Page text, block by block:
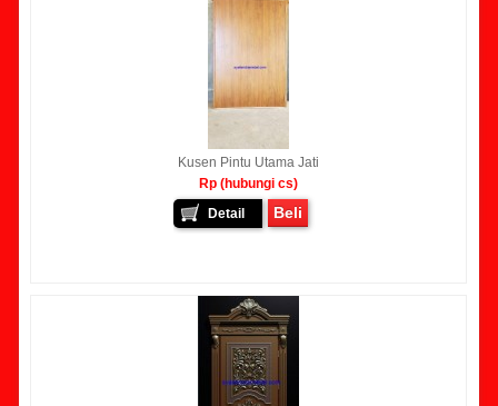
Kusen Pintu Utama Jati
Rp (hubungi cs)
Detail
Beli